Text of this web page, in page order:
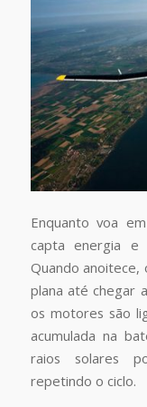
Enquanto voa
capta energia e
Quando anoitece,
plana até chegar
os motores são
acumulada na
raios solares
repetindo o ciclo.